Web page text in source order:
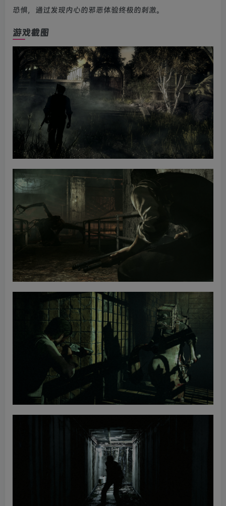
恐惧，通过发现内心的邪恶体验终极的刺激。
游戏截图